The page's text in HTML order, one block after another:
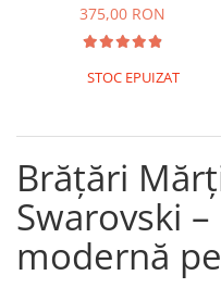
Coliere cu Zodii
Coliere cu Flori
Coliere cu Animale
BRĂȚĂRI CU ȘNUR REGLABIL
Brățări din Aur cu șnur
Brățări din Argint cu șnur
BRĂȚĂRI CU PIETRE
375,00 RON
STOC EPUIZAT
Brățări
Swarovski
modernă